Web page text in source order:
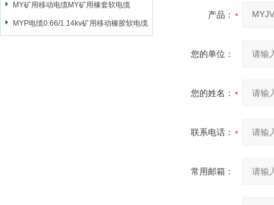
MY矿用移动电缆MY矿用橡套软电缆
MYP电缆0.66/1.14kv矿用移动橡胶软电缆
产品：
您的单位：
您的姓名：
联系电话：
常用邮箱：